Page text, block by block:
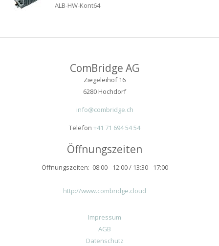
ALB-HW-Kont64
ComBridge AG
Ziegeleihof 16
6280 Hochdorf
info@combridge.ch
Telefon +41 71 694 54 54
Öffnungszeiten
Öffnungszeiten: 08:00 - 12:00 / 13:30 - 17:00
http://www.combridge.cloud
Impressum
AGB
Datenschutz